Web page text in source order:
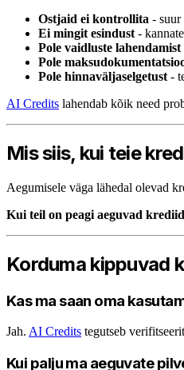
Ostjaid ei kontrollita - suur
Ei mingit esindust -
Pole vaidluste lahendamist
Pole
Pole hinnaväljaselgetust -
AI Credits lahendab kõik need
Mis siis, kui teie
Aegumisele väga lähedal olevad
Kui teil on peagi aeguvad
Korduma kippuvad
Kas ma saan oma
Jah. AI Credits tegutseb
Kui palju ma aeguvate